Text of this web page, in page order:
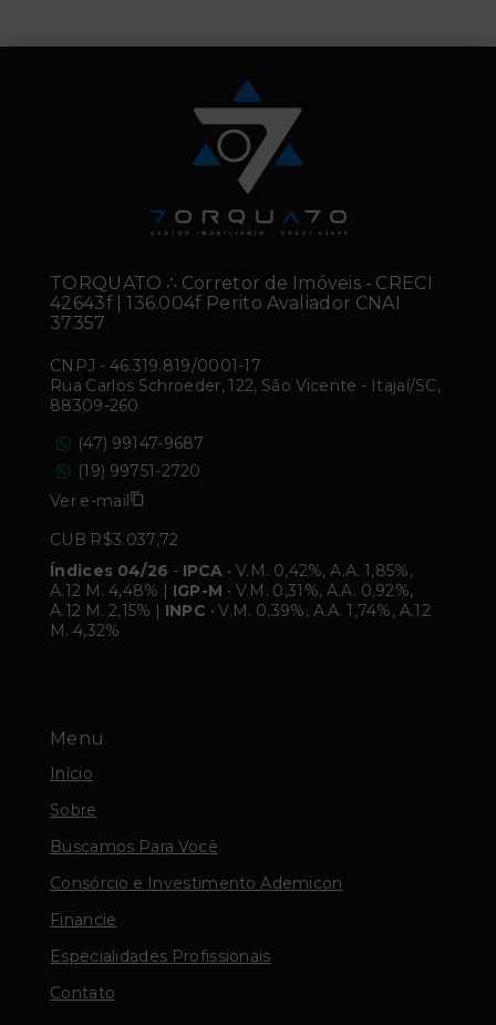
Menu
Início
Sobre
Buscamos Para Você
Consórcio e Investimento Ademicon
Financie
Especialidades Profissionais
Contato
TORQUATO ∴ Corretor de Imóveis - CRECI
42643f | 136.004f Perito Avaliador CNAI
37357
CNPJ - 46.319.819/0001-17
Rua Carlos Schroeder, 122, São Vicente - Itajaí/SC,
88309-260
(47) 99147-9687
(19) 99751-2720
Ver e-mail
CUB R$3.037,72
Índices 04/26 - IPCA • V.M. 0,42%, A.A. 1,85%,
A.12 M. 4,48% | IGP-M • V.M. 0,31%, A.A. 0,92%,
A.12 M. 2,15% | INPC • V.M. 0,39%, A.A. 1,74%, A.12
M. 4,32%